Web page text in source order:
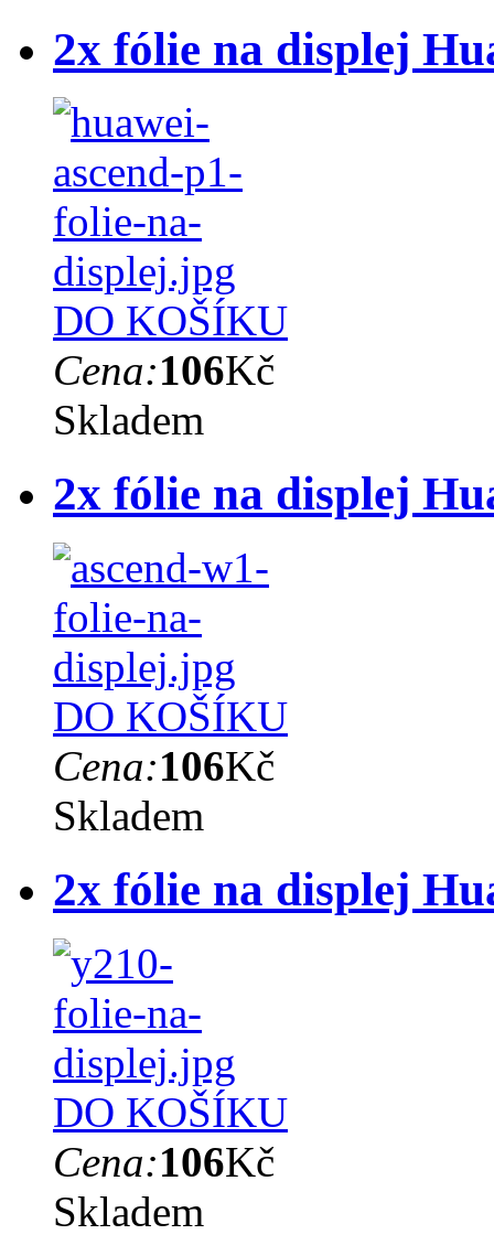
2x fólie na displej
DO KOŠÍKU
Cena:106Kč
Skladem
2x fólie na displej
DO KOŠÍKU
Cena:106Kč
Skladem
2x fólie na displej
DO KOŠÍKU
Cena:106Kč
Skladem